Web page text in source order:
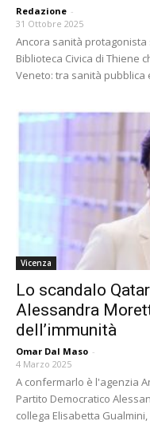
Redazione -
31 Ottobre 2025
Ancora sanità
Biblioteca Civica di Thiene
Veneto: tra sanità pubblica
Vicenza
Lo scandalo
Alessandra
dell’immunità
Omar Dal Maso -
4 Marzo 2025
A confermarlo è l'agenzia
Partito Democratico
collega Elisabetta